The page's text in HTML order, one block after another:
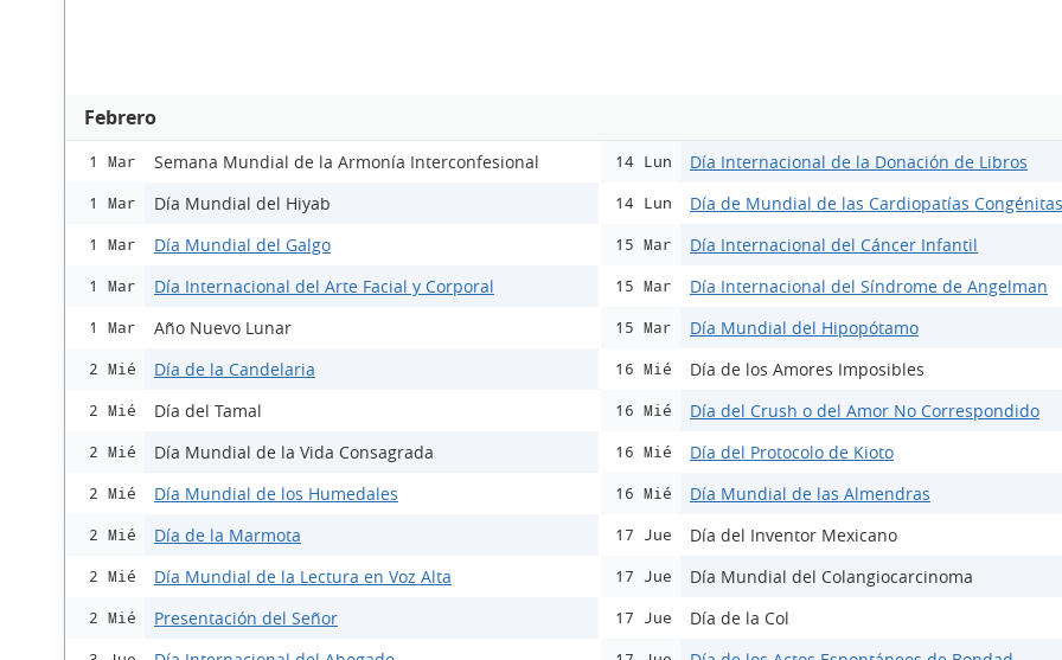
Febrero
1 Mar Semana Mundial de la Armonía Interconfesional
1 Mar Día Mundial del Hiyab
1 Mar Día Mundial del Galgo
1 Mar Día Internacional del Arte Facial y Corporal
1 Mar Año Nuevo Lunar
2 Mié Día de la Candelaria
2 Mié Día del Tamal
2 Mié Día Mundial de la Vida Consagrada
2 Mié Día Mundial de los Humedales
2 Mié Día de la Marmota
2 Mié Día Mundial de la Lectura en Voz Alta
2 Mié Presentación del Señor
14 Lun Día Internacional de la Donación de Libros
14 Lun Día de Mundial de las Cardiopatías Congénitas
15 Mar Día Internacional del Cáncer Infantil
15 Mar Día Internacional del Síndrome de Angelman
15 Mar Día Mundial del Hipopótamo
16 Mié Día de los Amores Imposibles
16 Mié Día del Crush o del Amor No Correspondido
16 Mié Día del Protocolo de Kioto
16 Mié Día Mundial de las Almendras
17 Jue Día del Inventor Mexicano
17 Jue Día Mundial del Colangiocarcinoma
17 Jue Día de la Col